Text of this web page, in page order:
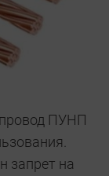
провод ПУНП
запрет на